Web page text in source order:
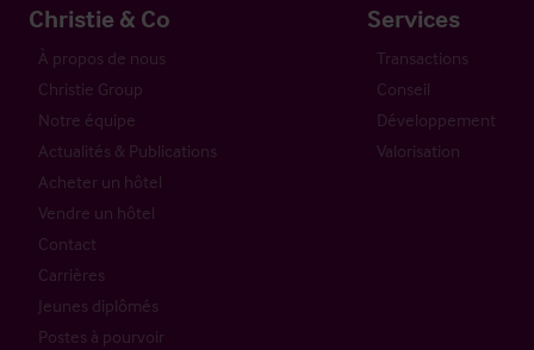
Christie & Co
À propos de nous
Christie Group
Notre équipe
Actualités & Publications
Acheter un hôtel
Vendre un hôtel
Contact
Carrières
Jeunes diplômés
Postes à pourvoir
Services
Transactions
Conseil
Développement
Valorisation